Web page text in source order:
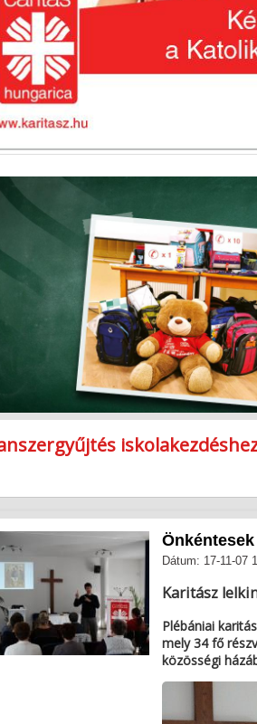
kertek
adomány átadása
az alkotóházból
készítés a
Dátum: 17-11-07
Karitász
Plébániai
mely 34 fő
közösségi